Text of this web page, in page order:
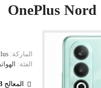
الماركة:
الفئة:
المعالج